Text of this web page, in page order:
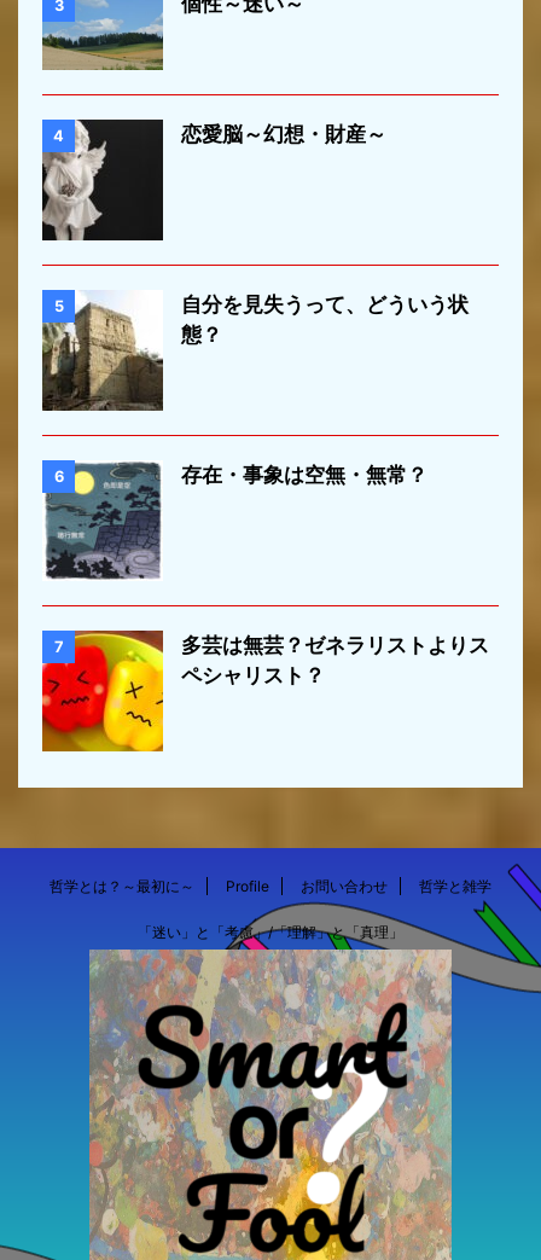
3
4 恋愛脳～幻想・財産～
5
自分を見失うって、どういう状
態？
6 存在・事象は空無・無常？
7
多芸は無芸？ゼネラリストよりス
ペシャリスト？
哲学とは？～最初に～ Profile お問い合わせ 哲学と雑学
「迷い」と「考慮」/「理解」と「真理」